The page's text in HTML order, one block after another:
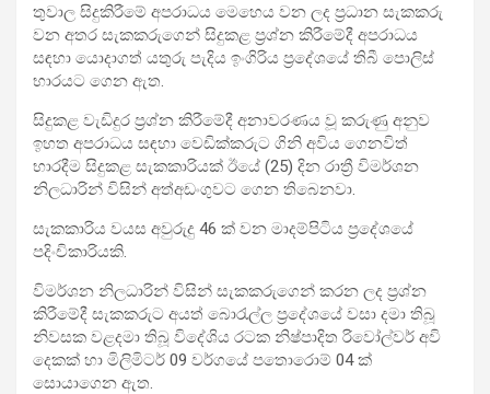
තුවාල සිදුකිරීමේ අපරාධය මෙහෙය වන ලද ප්‍රධාන සැකකරු
වන අතර සැකකරුගෙන් සිදුකළ ප්‍රශ්න කිරීමේදී අපරාධය
සඳහා යොදාගත් යතුරු පැදිය ඉංගිරිය ප්‍රදේශයේ තිබී පොලිස්
භාරයට ගෙන ඇත.
සිදුකළ වැඩිදුර ප්‍රශ්න කිරීමේදී අනාවරණය වූ කරුණු අනුව
ඉහත අපරාධය සඳහා වෙඩික්කරුට ගිනි අවිය ගෙනවිත්
භාරදීම සිදුකළ සැකකාරියක් ඊයේ (25) දින රාත්‍රී විමර්ශන
නිලධාරින් විසින් අත්අඩංගුවට ගෙන තිබෙනවා.
සැකකාරිය වයස අවුරුදු 46 ක් වන මාදම්පිටිය ප්‍රදේශයේ
පදිංචිකාරියකි.
විමර්ශන නිලධාරින් විසින් සැකකරුගෙන් කරන ලද ප්‍රශ්න
කිරීමේදී සැකකරුට අයත් බොරැල්ල ප්‍රදේශයේ වසා දමා තිබූ
නිවසක වළදමා තිබූ විදේශිය රටක නිෂ්පාදිත රිවෝල්වර් අවි
දෙකක් හා මිලිමිටර් 09 වර්ගයේ පතොරොම් 04 ක්
සොයාගෙන ඇත.